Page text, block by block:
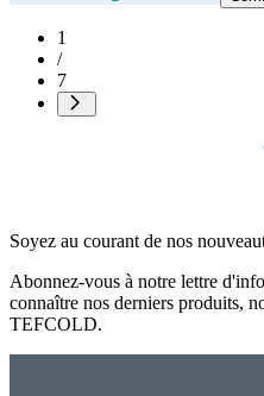
1
/
7
Soyez au courant de nos
Abonnez-vous à notre lettre
connaître nos derniers produits,
TEFCOLD.